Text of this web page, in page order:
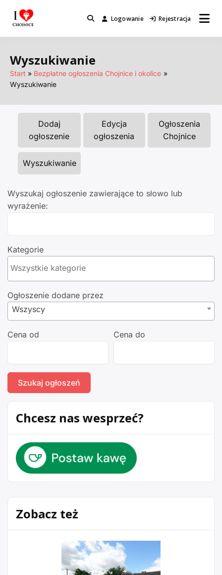
Miejsca które warto odwiedzić.
Logowanie Rejestracja
Wyszukiwanie
Start
Bezpłatne ogłoszenia Chojnice i okolice
Wyszukiwanie
Dodaj
ogłoszenie
Edycja
ogłoszenia
Ogłoszenia
Chojnice
Wyszukiwanie
Wyszukaj ogłoszenie zawierające to słowo lub
wyrażenie:
Kategorie
Ogłoszenie dodane przez
Wszyscy
Cena od Cena do
Chcesz nas wesprzeć?
Zobacz też